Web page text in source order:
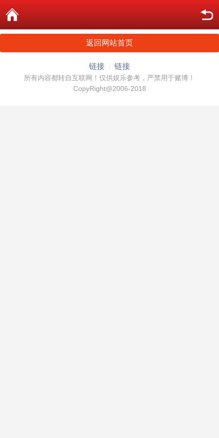
返回网站首页
链接 链接
所有内容都转自互联网！仅供娱乐参考，严禁用于赌博！
CopyRight@2006-2018